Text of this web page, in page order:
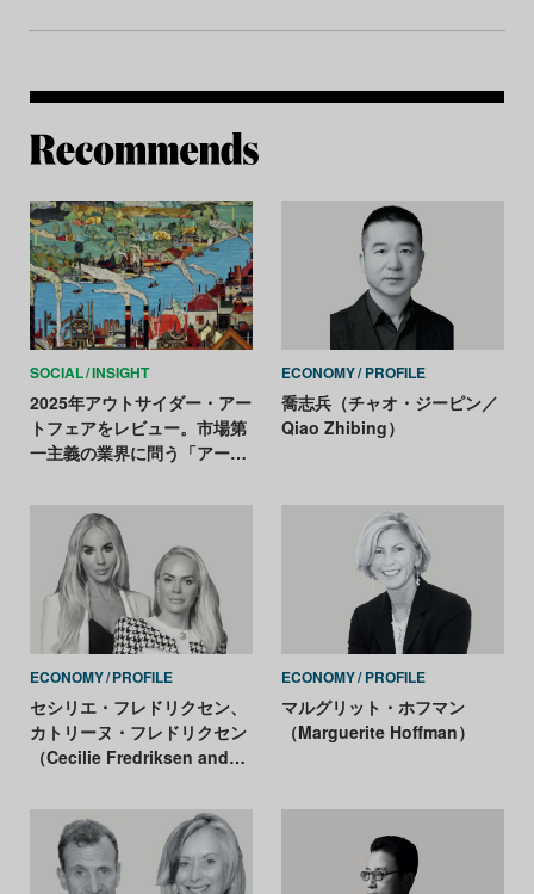
SOCIAL INSIGHT
2025年アウトサイダー・アー
トフェアをレビュー。市場第
一主義の業界に問う「アート
ECONOMY PROFILE
喬志兵（チャオ・ジーピン／
Qiao Zhibing）
ECONOMY PROFILE
セシリエ・フレドリクセン、
カトリーヌ・フレドリクセン
（Cecilie Fredriksen and
ECONOMY PROFILE
マルグリット・ホフマン
（Marguerite Hoffman）